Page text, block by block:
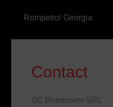
Rompetrol Georgia
Contact
SC Rominserv SRL